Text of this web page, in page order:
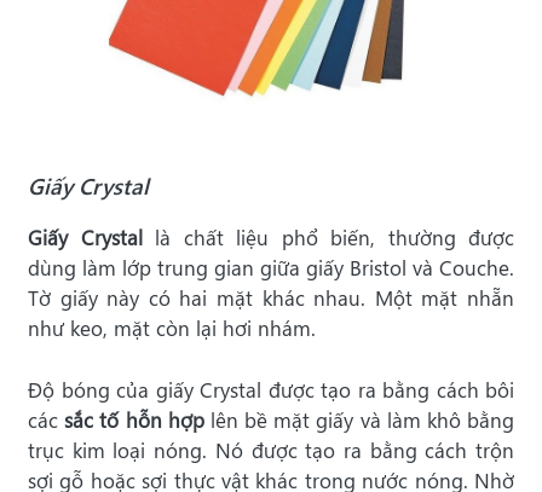
Giấy Crystal
Giấy Crystallà chất liệu phổ biến, thường được
dùng làm lớp trung gian giữa giấy Bristol và Couche.
Tờ giấy này có hai mặt khác nhau. Một mặt nhẵn
như keo, mặt còn lại hơi nhám.
Độ bóng của giấy Crystal được tạo ra bằng cách bôi
cácsắc tố hỗn hợplên bề mặt giấy và làm khô bằng
trục kim loại nóng. Nó được tạo ra bằng cách trộn
sợi gỗ hoặc sợi thực vật khác trong nước nóng. Nhờ